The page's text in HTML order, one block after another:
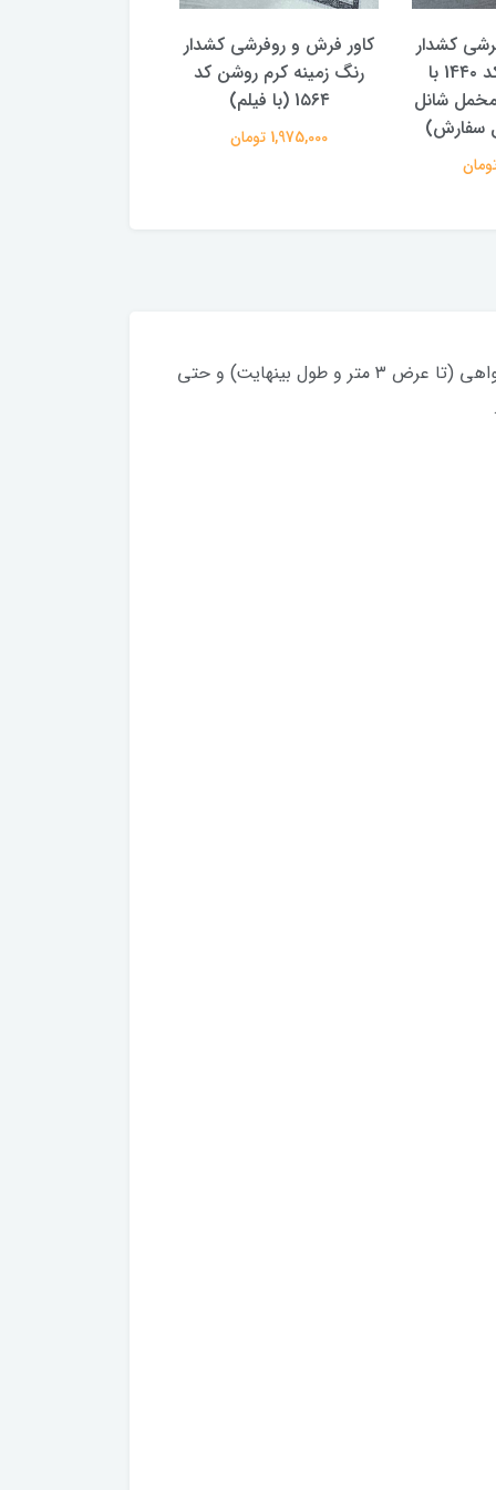
کشدار
مدل ورساچه کد 14۴۰ با
شانل
سفارش)
کاور فرش و روفرشی کشدار
رنگ زمینه کرم روشن کد
1۵۶۴ (با فیلم)
1,975,000 تومان
فیلم زنده (رامش مارکت):از هر طرح، علاوه بر کاور فرش، میتونید فرشینه در هر ابعادی از پادری تا هر سایز دلخواهی (تا عرض ۳ متر و طول بینهایت) و حتی